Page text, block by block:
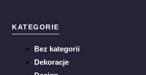
KATEGORIE
Bez kategorii
Dekoracje